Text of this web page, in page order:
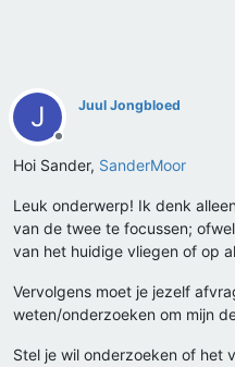
J
Offline
Juul Jongbloed
Hoi Sander, SanderMoor
Leuk onderwerp! Ik denk
van de twee te focussen;
van het huidige vliegen of op
Vervolgens moet je jezelf
weten/onderzoeken om mijn
Stel je wil onderzoeken of het